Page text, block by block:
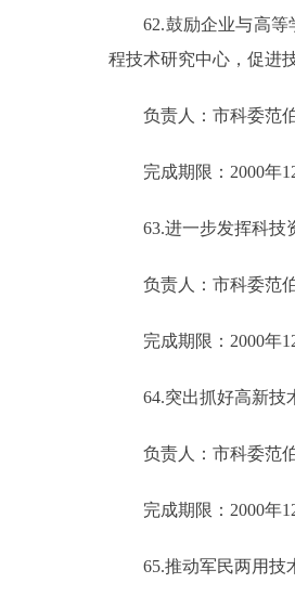
62.鼓励企业与高等学
程技术研究中心，促进
负责人：市科委范伯
完成期限：2000年
63.进一步发挥科技资
负责人：市科委范
完成期限：2000年
64.突出抓好高新技术
负责人：市科委范伯
完成期限：2000年
65.推动军民两用技术